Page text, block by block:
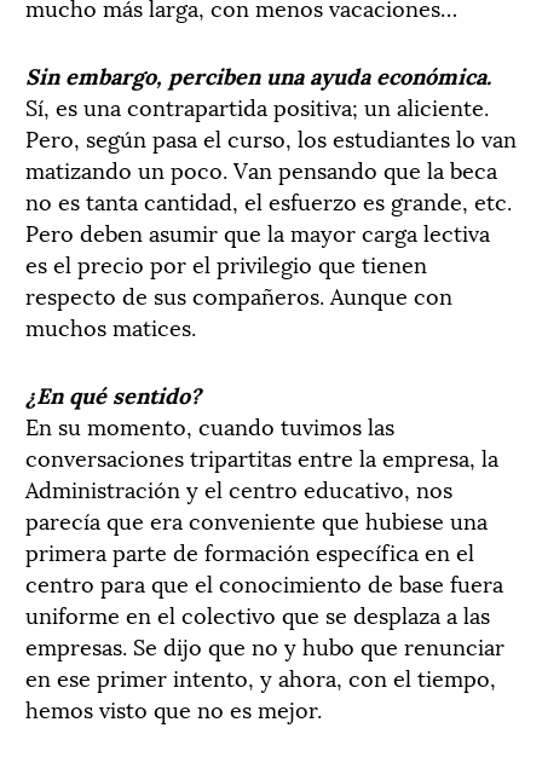
Sin embargo, perciben una ayuda económica.
Sí, es una contrapartida positiva; un aliciente.
Pero, según pasa el curso, los estudiantes lo van
matizando un poco. Van pensando que la beca
no es tanta cantidad, el esfuerzo es grande, etc.
Pero deben asumir que la mayor carga lectiva
es el precio por el privilegio que tienen
respecto de sus compañeros. Aunque con
muchos matices.
¿En qué sentido?
En su momento, cuando tuvimos las
conversaciones tripartitas entre la empresa, la
Administración y el centro educativo, nos
parecía que era conveniente que hubiese una
primera parte de formación específica en el
centro para que el conocimiento de base fuera
uniforme en el colectivo que se desplaza a las
empresas. Se dijo que no y hubo que renunciar
en ese primer intento, y ahora, con el tiempo,
hemos visto que no es mejor.